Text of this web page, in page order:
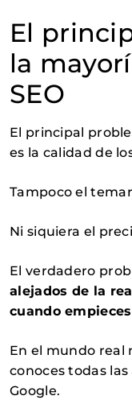
El
la
SEO
El principal
es la calidad de
Tampoco el
Ni siquiera el
El verdadero
alejados de la
cuando
En el mundo real
conoces todas
Google.